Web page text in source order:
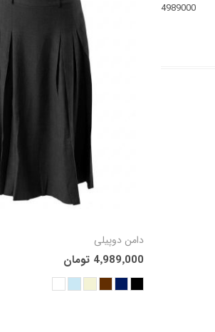
دامن دوپیلی
4٬989٬000 تومان
4989000